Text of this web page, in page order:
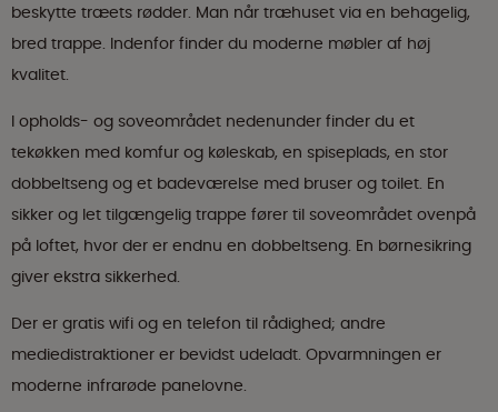
beskytte træets rødder. Man når træhuset via en behagelig,
bred trappe. Indenfor finder du moderne møbler af høj
kvalitet.
I opholds- og soveområdet nedenunder finder du et
tekøkken med komfur og køleskab, en spiseplads, en stor
dobbeltseng og et badeværelse med bruser og toilet. En
sikker og let tilgængelig trappe fører til soveområdet ovenpå
på loftet, hvor der er endnu en dobbeltseng. En børnesikring
giver ekstra sikkerhed.
Der er gratis wifi og en telefon til rådighed; andre
mediedistraktioner er bevidst udeladt. Opvarmningen er
moderne infrarøde panelovne.